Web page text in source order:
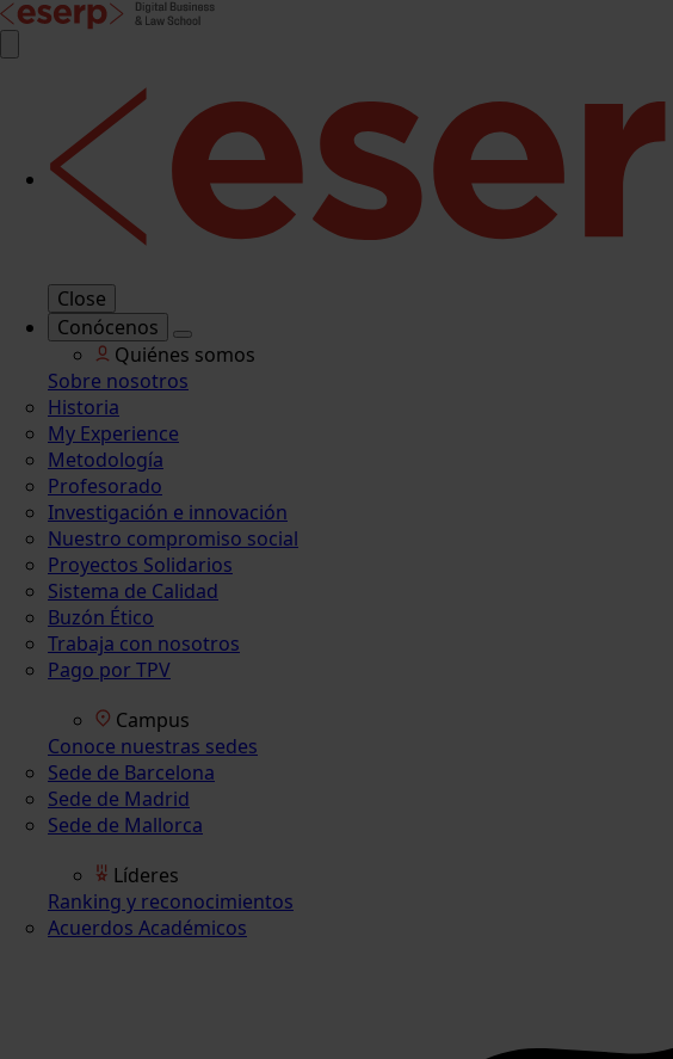
Close
Conócenos
Quiénes somos
Sobre nosotros
Historia
My Experience
Metodología
Profesorado
Investigación e innovación
Nuestro compromiso social
Proyectos Solidarios
Sistema de Calidad
Buzón Ético
Trabaja con nosotros
Pago por TPV
Campus
Conoce nuestras sedes
Sede de Barcelona
Sede de Madrid
Sede de Mallorca
Líderes
Ranking y reconocimientos
Acuerdos Académicos